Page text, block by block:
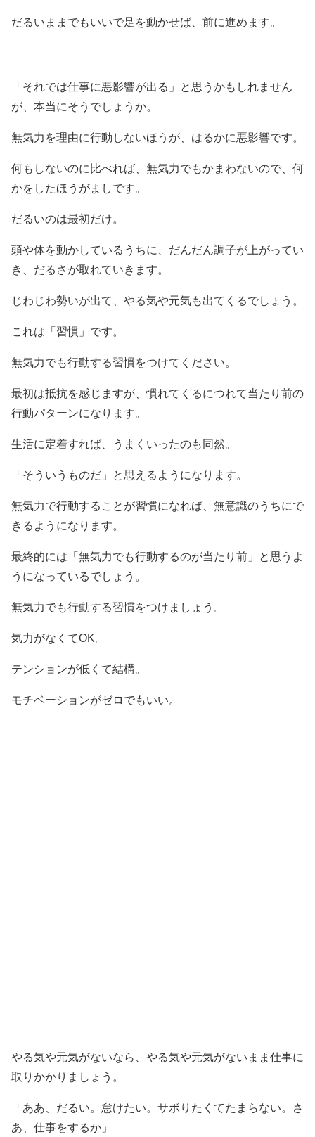
だるいままでもいいで足を動かせば、前に進めます。
「それでは仕事に悪影響が出る」と思うかもしれません
が、本当にそうでしょうか。
無気力を理由に行動しないほうが、はるかに悪影響です。
何もしないのに比べれば、無気力でもかまわないので、何
かをしたほうがましです。
だるいのは最初だけ。
頭や体を動かしているうちに、だんだん調子が上がってい
き、だるさが取れていきます。
じわじわ勢いが出て、やる気や元気も出てくるでしょう。
これは「習慣」です。
無気力でも行動する習慣をつけてください。
最初は抵抗を感じますが、慣れてくるにつれて当たり前の
行動パターンになります。
生活に定着すれば、うまくいったのも同然。
「そういうものだ」と思えるようになります。
無気力で行動することが習慣になれば、無意識のうちにで
きるようになります。
最終的には「無気力でも行動するのが当たり前」と思うよ
うになっているでしょう。
無気力でも行動する習慣をつけましょう。
気力がなくてOK。
テンションが低くて結構。
モチベーションがゼロでもいい。
やる気や元気がないなら、やる気や元気がないまま仕事に
取りかかりましょう。
「ああ、だるい。怠けたい。サボりたくてたまらない。さ
あ、仕事をするか」